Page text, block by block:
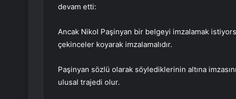
devam etti:
Ancak Nikol Paşinyan bir belgeyi imzalamak
çekinceler koyarak imzalamalıdır.
Paşinyan sözlü olarak söylediklerinin altına
ulusal trajedi olur.